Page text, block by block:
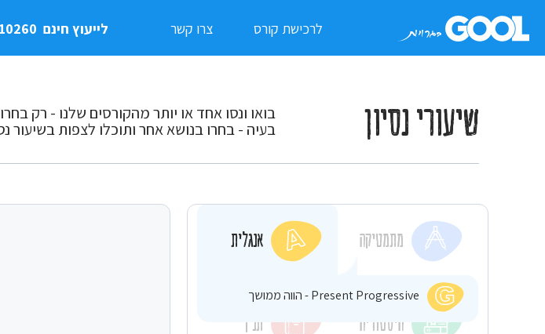
לרכישת קורס צרו קשר לייעוץ חינם
שיעורי נסיון
בואו ונסו אחד או יותר מהקורסים שלנו - רק
בעיה - בחרו בנושא אחר ותוכלו לצפות בשיעור
מתמטיקה אנגלית
Present Progressive - הווה ממושך
היסטוריה תנ"ך